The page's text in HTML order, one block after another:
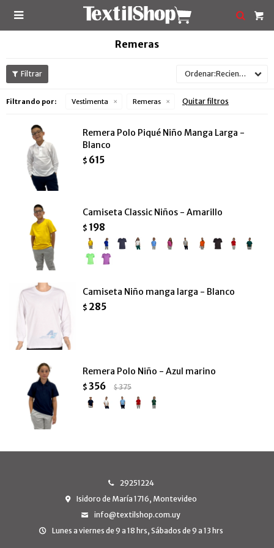

Remeras
Recientes
Filtrando por: Vestimenta Remeras Quitar filtros
Remera Polo Piqué Niño Manga Larga -
Blanco
$ 615
Camiseta Classic Niños - Amarillo
$ 198
Camiseta Niño manga larga - Blanco
$ 285
Remera Polo Niño - Azul marino
$ 356 $375
29251224
Isidoro de María 1716, Montevideo
info@textilshop.com.uy
Lunes a viernes de 9 a 18 hrs, Sábados de 9 a 13 hrs